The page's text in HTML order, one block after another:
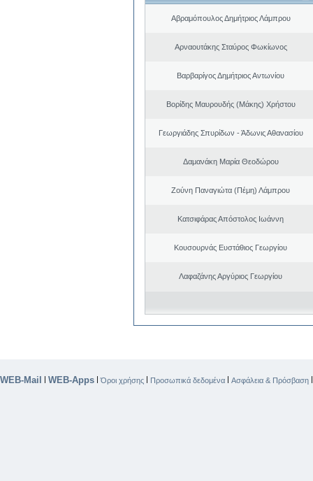
Αβραμόπουλος Δημήτριος Λάμπρου
Αρναουτάκης Σταύρος Φωκίωνος
Βαρβαρίγος Δημήτριος Αντωνίου
Βορίδης Μαυρουδής (Μάκης) Χρήστου
Γεωργιάδης Σπυρίδων - Άδωνις Αθανασίου
Δαμανάκη Μαρία Θεοδώρου
Ζούνη Παναγιώτα (Πέμη) Λάμπρου
Κατσιφάρας Απόστολος Ιωάννη
Κουσουρνάς Ευστάθιος Γεωργίου
Λαφαζάνης Αργύριος Γεωργίου
WEB-Mail | WEB-Apps |Όροι χρήσης | Προσωπικά δεδομένα | Ασφάλεια & Πρόσβαση